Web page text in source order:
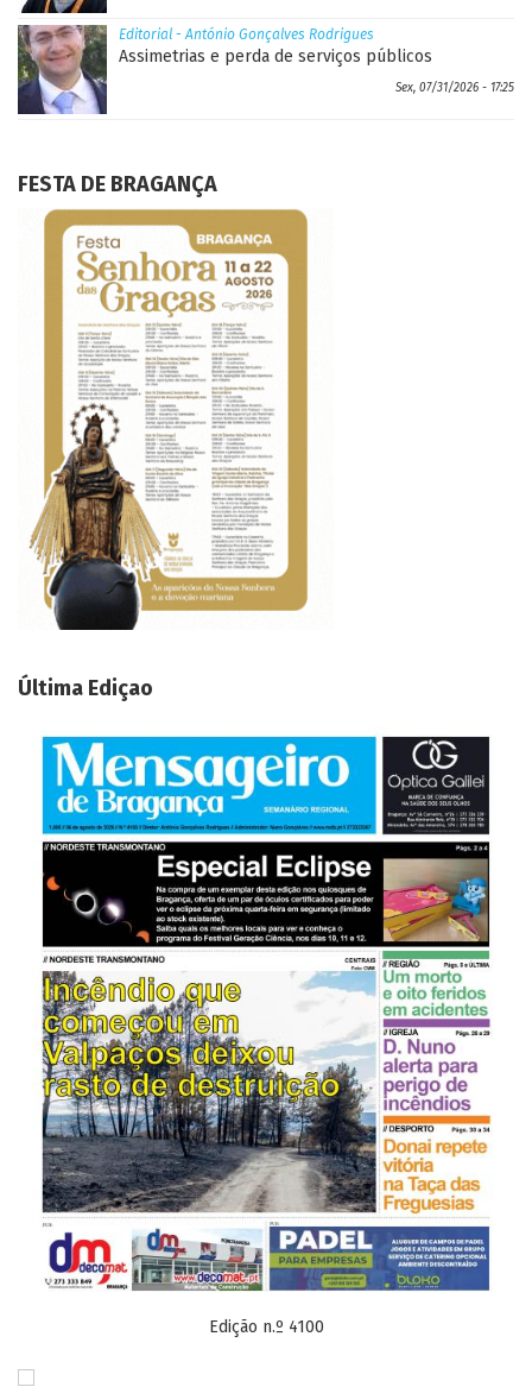
Editorial - António Gonçalves Rodrigues
Assimetrias e perda de serviços públicos
Sex, 07/31/2026 - 17:25
FESTA DE BRAGANÇA
Última Ediçao
Edição n.º 4100